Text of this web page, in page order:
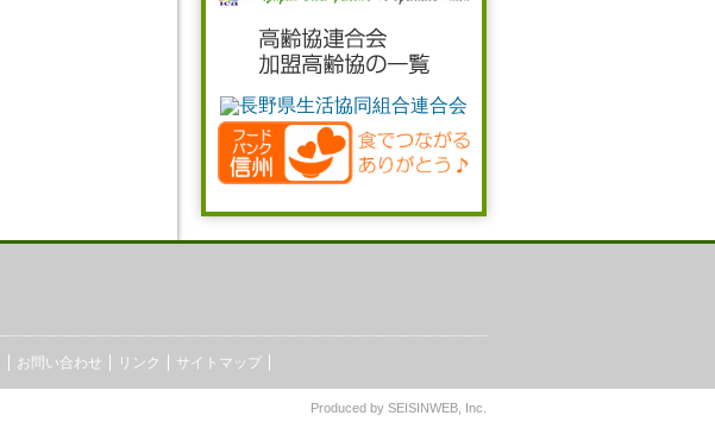
お問い合わせ リンク サイトマップ
Produced by SEISINWEB , Inc.